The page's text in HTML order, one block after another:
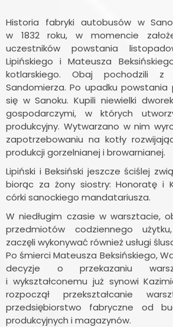
Historia fabryki autobusów w
w 1832 roku, w momencie
uczestników powstania
Lipińskiego i Mateusza
kotlarskiego. Obaj pochodzili z
Sandomierza. Po upadku powstania
się w Sanoku. Kupili niewielki
gospodarczymi, w których
produkcyjny. Wytwarzano w nim
zapotrzebowaniu na kotły
produkcji gorzelnianej i browarnianej.
Lipiński i Beksiński jeszcze ściślej
biorąc za żony siostry: Honoratę i
córki sanockiego mandatariusza.
W niedługim czasie w warsztacie,
przedmiotów codziennego
zaczęli wykonywać również usługi
Po śmierci Mateusza Beksińskiego,
decyzje o przekazaniu
i wykształconemu już synowi
rozpoczął przekształcanie
przedsiębiorstwo fabryczne od
produkcyjnych i magazynów.